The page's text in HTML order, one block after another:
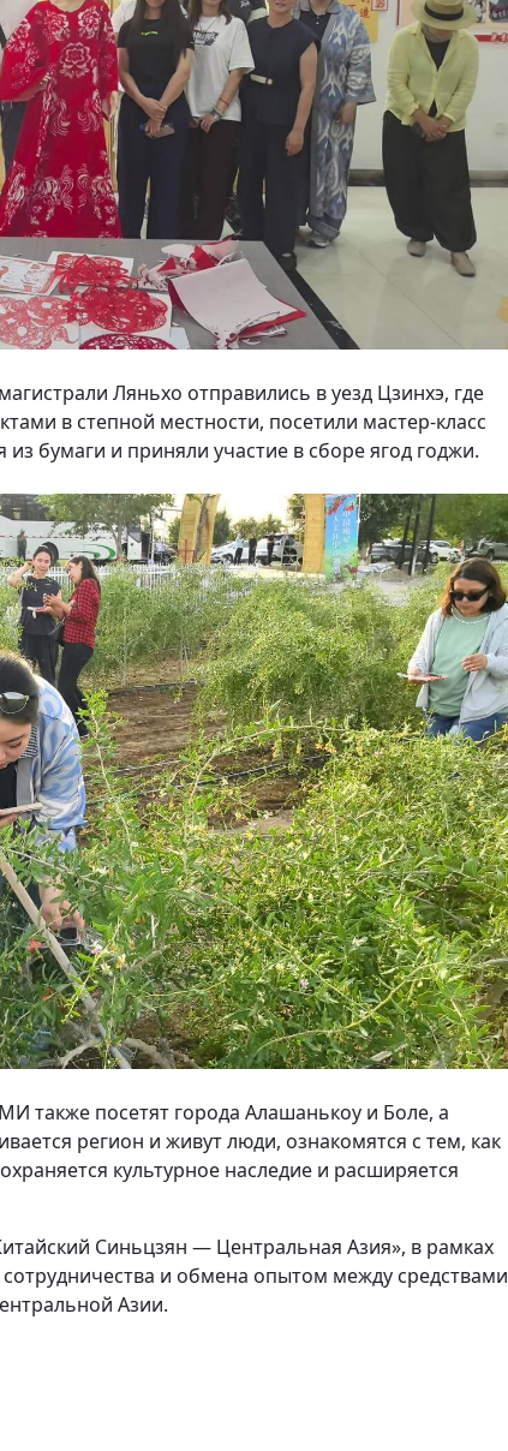
Ляньхо отправились в уезд Цзинхэ, где
в степной местности, посетили мастер-класс
бумаги и приняли участие в сборе ягод годжи.
также посетят города Алашанькоу и Боле, а
регион и живут люди, ознакомятся с тем, как
культурное наследие и расширяется
Синьцзян — Центральная Азия», в рамках
и обмена опытом между средствами
Азии.